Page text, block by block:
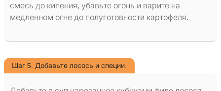
смесь до кипения, убавьте огонь и варите на
медленном огне до полуготовности картофеля.
Шаг 5. Добавьте лосось и специи.